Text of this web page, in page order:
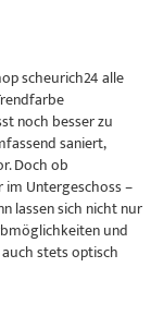
scheurich24 alle
noch besser zu
saniert,
Doch ob
Untergeschoss –
lassen sich nicht nur
und
stets optisch